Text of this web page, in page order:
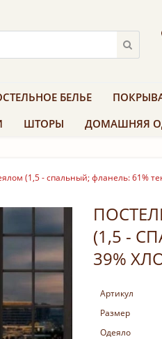
БЕЛЬЕ
ШТОРЫ ДОМАШНЯЯ
(1,5 - спальный; фланель: 61%
(1,5 -
39%
Артикул
Размер
Одеяло